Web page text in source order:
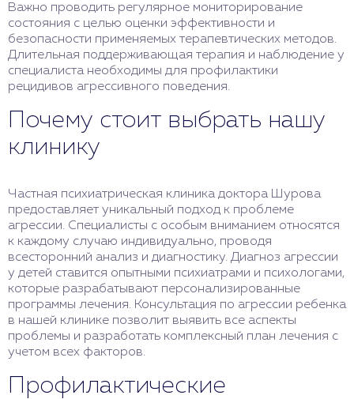
Важно проводить регулярное мониторирование
состояния с целью оценки эффективности и
безопасности применяемых терапевтических методов.
Длительная поддерживающая терапия и наблюдение у
специалиста необходимы для профилактики
рецидивов агрессивного поведения.
Почему стоит выбрать нашу
клинику
Частная психиатрическая клиника доктора Шурова
предоставляет уникальный подход к проблеме
агрессии. Специалисты с особым вниманием относятся
к каждому случаю индивидуально, проводя
всесторонний анализ и диагностику. Диагноз агрессии
у детей ставится опытными психиатрами и психологами,
которые разрабатывают персонализированные
программы лечения. Консультация по агрессии ребенка
в нашей клинике позволит выявить все аспекты
проблемы и разработать комплексный план лечения с
учетом всех факторов.
Профилактические